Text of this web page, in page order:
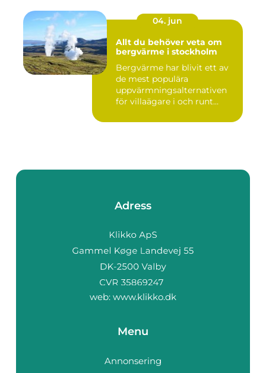
04. jun
Allt du behöver veta om
bergvärme i stockholm
Bergvärme har blivit ett av
de mest populära
uppvärmningsalternativen
för villaägare i och runt
Adress
web: www.klikko.dk
Menu
Annonsering